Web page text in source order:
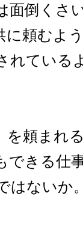
面倒くさ
に頼むよ
れている
を頼まれ
できる仕
はないか